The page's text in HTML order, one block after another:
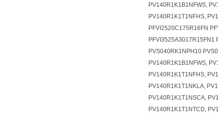
PV140R1K1B1NFWS,
PV140R1K1T1NFHS,
PFVI2520C175R16FN
PFVI3525A3017R15FN1
PVS040RK1NPH10
PV140R1K1B1NFWS,
PV140R1K1T1NFHS,
PV140R1K1T1NKLA,
PV140R1K1T1NSCA,
PV140R1K1T1NTCD,